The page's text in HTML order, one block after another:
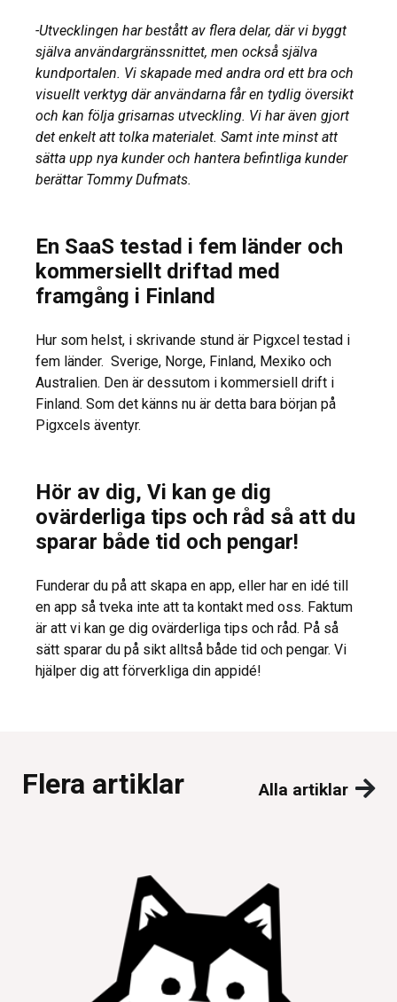
-Utvecklingen har bestått av flera delar, där vi byggt
själva användargränssnittet, men också själva
kundportalen. Vi skapade med andra ord ett bra och
visuellt verktyg där användarna får en tydlig översikt
och kan följa grisarnas utveckling. Vi har även gjort
det enkelt att tolka materialet. Samt inte minst att
sätta upp nya kunder och hantera befintliga kunder
berättar Tommy Dufmats.
En SaaS testad i fem länder och
kommersiellt driftad med
framgång i Finland
Hur som helst, i skrivande stund är Pigxcel testad i
fem länder. Sverige, Norge, Finland, Mexiko och
Australien. Den är dessutom i kommersiell drift i
Finland. Som det känns nu är detta bara början på
Pigxcels äventyr.
Hör av dig, Vi kan ge dig
ovärderliga tips och råd så att du
sparar både tid och pengar!
Funderar du på att skapa en app, eller har en idé till
en app så tveka inte att ta kontakt med oss. Faktum
är att vi kan ge dig ovärderliga tips och råd. På så
sätt sparar du på sikt alltså både tid och pengar. Vi
hjälper dig att förverkliga din appidé!
Flera artiklar Alla artiklar